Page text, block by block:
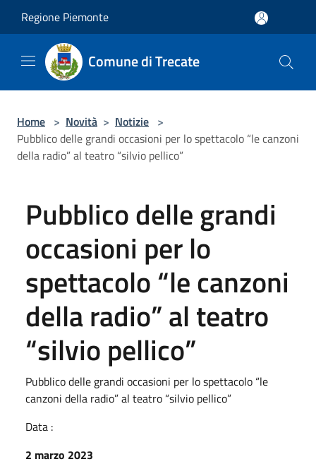
Regione Piemonte
Comune di Trecate
Home > Novità > Notizie >
Pubblico delle grandi occasioni per lo spettacolo “le canzoni
della radio” al teatro “silvio pellico”
Pubblico delle grandi
occasioni per lo
spettacolo “le canzoni
della radio” al teatro
“silvio pellico”
Pubblico delle grandi occasioni per lo spettacolo “le
canzoni della radio” al teatro “silvio pellico”
Data :
2 marzo 2023